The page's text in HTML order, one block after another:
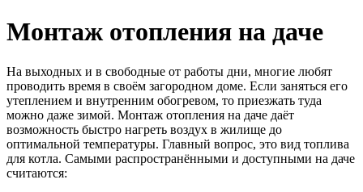
Монтаж отопления на даче
На выходных и в свободные от работы дни, многие любят
проводить время в своём загородном доме. Если заняться его
утеплением и внутренним обогревом, то приезжать туда
можно даже зимой. Монтаж отопления на даче даёт
возможность быстро нагреть воздух в жилище до
оптимальной температуры. Главный вопрос, это вид топлива
для котла. Самыми распространёнными и доступными на даче
считаются: